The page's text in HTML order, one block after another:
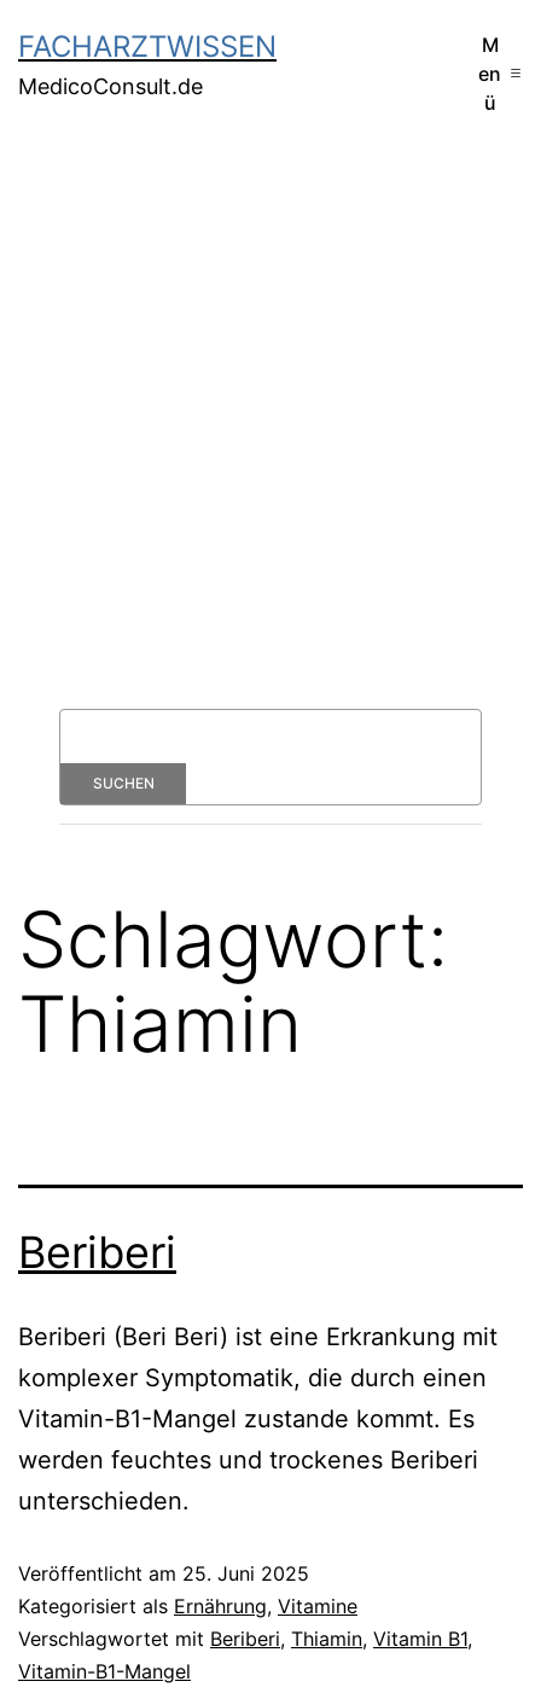
FACHARZTWISSEN
MedicoConsult.de
M
en
ü
Schlagwort:
Thiamin
Beriberi
Beriberi (Beri Beri) ist eine Erkrankung mit
komplexer Symptomatik, die durch einen
Vitamin-B1-Mangel zustande kommt. Es
werden feuchtes und trockenes Beriberi
unterschieden.
Veröffentlicht am 25. Juni 2025
Kategorisiert als Ernährung, Vitamine
Verschlagwortet mit Beriberi, Thiamin, Vitamin B1,
Vitamin-B1-Mangel